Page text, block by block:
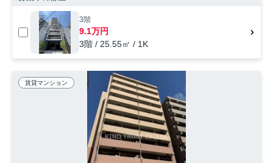
3階
9.1万円
3階 / 25.55㎡ / 1K
賃貸マンション